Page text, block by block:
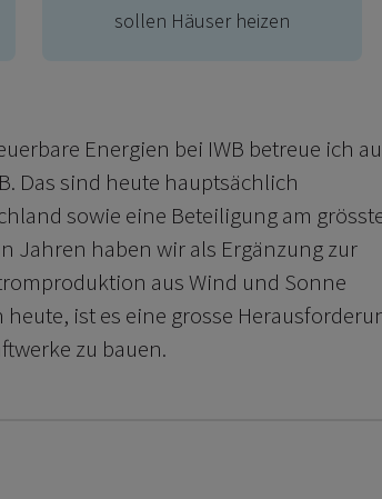
sollen Häuser heizen
Energien bei IWB betreue ich
Das sind heute hauptsächlich
sowie eine Beteiligung am
Jahren haben wir als Ergänzung zur
aus Wind und Sonne
ist es eine grosse
zu bauen.